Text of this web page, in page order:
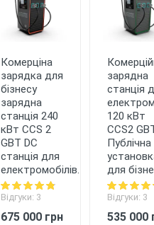
Комерціна
зарядка для
бізнесу
зарядна
станція 240
кВт CCS 2
GBT DC
станція для
електромобілів.
Відгуки: 3
675 000 грн
зарядна
станція
120 кВт
CCS2
Публічна
для
Відгуки: 3
535 000